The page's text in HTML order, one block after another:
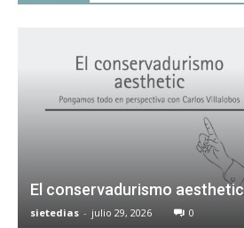
El conservadurismo aesthetic
sietedias - julio 29, 2026 0